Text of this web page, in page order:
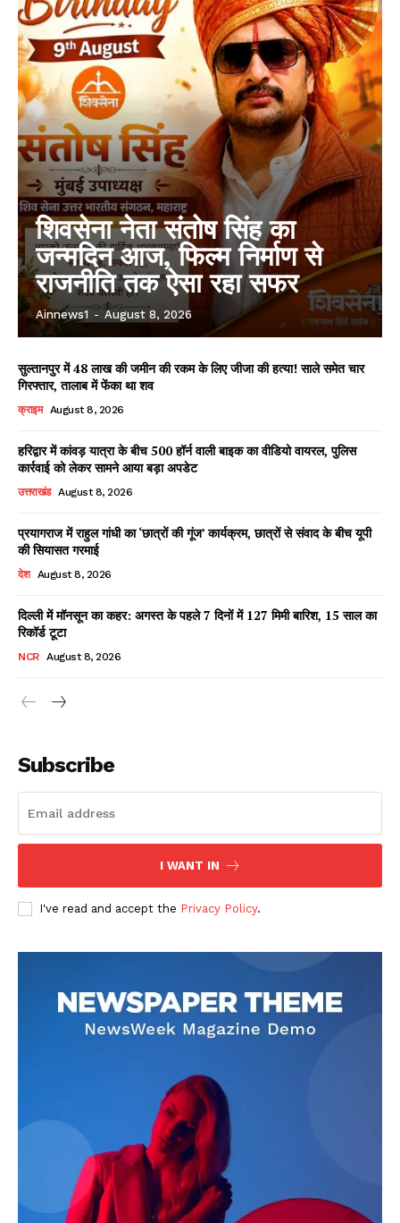
Facebook
X WhatsApp
Share
AIN NEWS 1
Contact Us
Privacy Policy
Terms of Use Agreement
शिवसेना नेता संतोष सिंह का
जन्मदिन आज, फिल्म निर्माण से
राजनीति तक ऐसा रहा सफर
Ainnews1 - August 8, 2026
सुल्तानपुर में 48 लाख की जमीन की रकम के लिए जीजा की हत्या! साले समेत चार
गिरफ्तार, तालाब में फेंका था शव
क्राइम August 8, 2026
हरिद्वार में कांवड़ यात्रा के बीच 500 हॉर्न वाली बाइक का वीडियो वायरल, पुलिस
कार्रवाई को लेकर सामने आया बड़ा अपडेट
उत्तराखंड August 8, 2026
प्रयागराज में राहुल गांधी का ‘छात्रों की गूंज’ कार्यक्रम, छात्रों से संवाद के बीच यूपी
की सियासत गरमाई
देश August 8, 2026
दिल्ली में मॉनसून का कहर: अगस्त के पहले 7 दिनों में 127 मिमी बारिश, 15 साल का
रिकॉर्ड टूटा
NCR August 8, 2026
Subscribe
I WANT IN
I've read and accept the Privacy Policy.